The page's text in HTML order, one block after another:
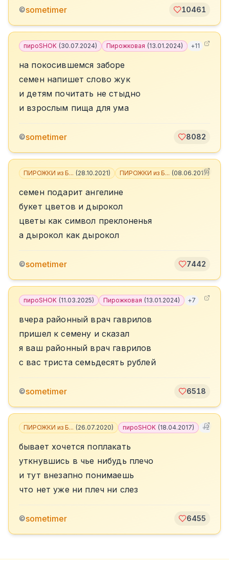
©sometimer 10461
пироSHOK (30.07.2024) Пирожковая (13.01.2024) +11
на покосившемся заборе
семен напишет слово жук
и детям почитать не стыдно
и взрослым пища для ума
©sometimer 8082
ПИРОЖКИ из Б... (28.10.2021) ПИРОЖКИ из Б... (08.06.2017)
семен подарит ангелине
букет цветов и дырокол
цветы как символ преклоненья
а дырокол как дырокол
©sometimer 7442
пироSHOK (11.03.2025) Пирожковая (13.01.2024) +7
вчера районный врач гаврилов
пришел к семену и сказал
я ваш районный врач гаврилов
с вас триста семьдесять рублей
©sometimer 6518
ПИРОЖКИ из Б... (26.07.2020) пироSHOK (18.04.2017) +2
бывает хочется поплакать
уткнувшись в чье нибудь плечо
и тут внезапно понимаешь
что нет уже ни плеч ни слез
©sometimer 6455